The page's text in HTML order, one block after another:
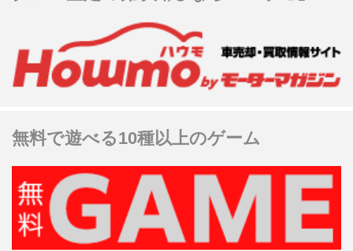
無料で遊べる10種以上のゲーム